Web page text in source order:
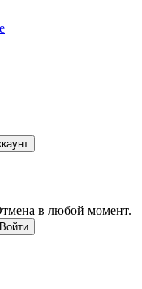
в любой момент.
Войти